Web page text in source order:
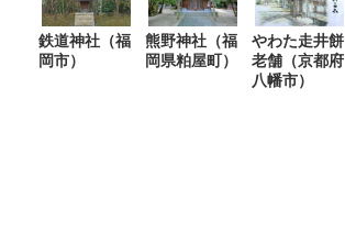
鉄道神社（福
岡市）
熊野神社（福
岡県粕屋町）
やわた走井餅
老舗（京都府
八幡市）